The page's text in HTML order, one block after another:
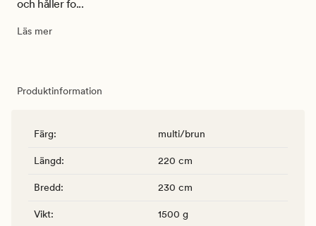
och håller fo...
Läs mer
Produktinformation
Färg: multi/brun
Längd: 220 cm
Bredd: 230 cm
Vikt: 1500 g